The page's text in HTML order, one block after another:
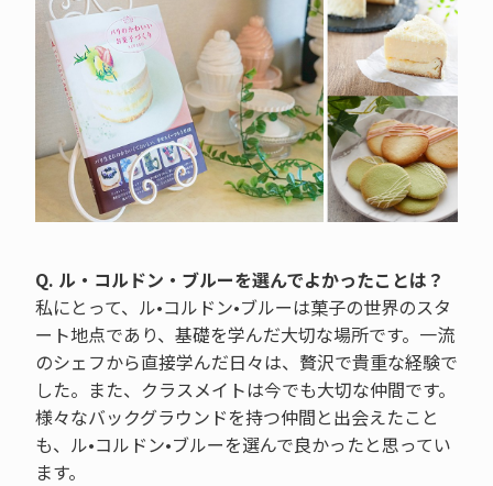
Q. ル・コルドン・ブルーを選んでよかったことは？
私にとって、ル•コルドン•ブルーは菓子の世界のスタ
ート地点であり、基礎を学んだ大切な場所です。一流
のシェフから直接学んだ日々は、贅沢で貴重な経験で
した。また、クラスメイトは今でも大切な仲間です。
様々なバックグラウンドを持つ仲間と出会えたこと
も、ル•コルドン•ブルーを選んで良かったと思ってい
ます。